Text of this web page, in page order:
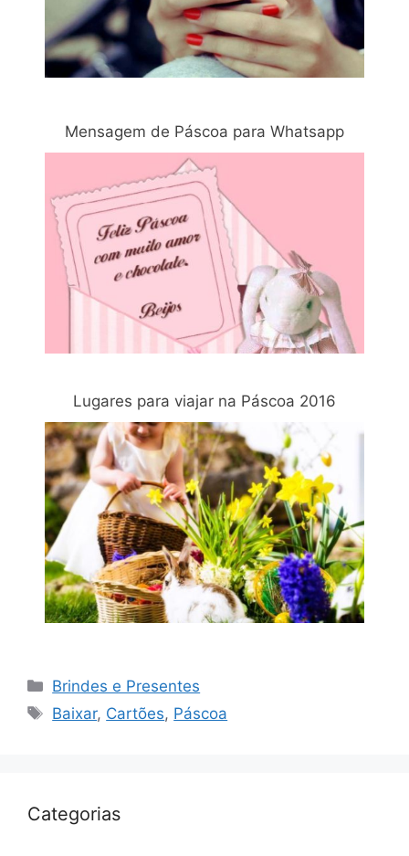
Mensagem de Páscoa para Whatsapp
Lugares para viajar na Páscoa 2016
Categorias
Brindes e Presentes
Tags
Baixar, Cartões, Páscoa
Categorias